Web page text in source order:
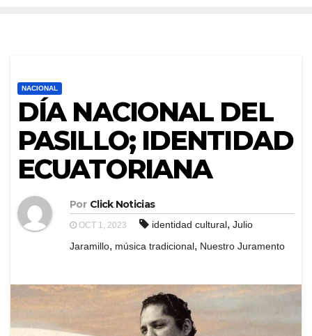
NACIONAL
DÍA NACIONAL DEL
PASILLO; IDENTIDAD
ECUATORIANA
Por Click Noticias
OCT 1, 2023 identidad cultural, Julio
Jaramillo, música tradicional, Nuestro Juramento